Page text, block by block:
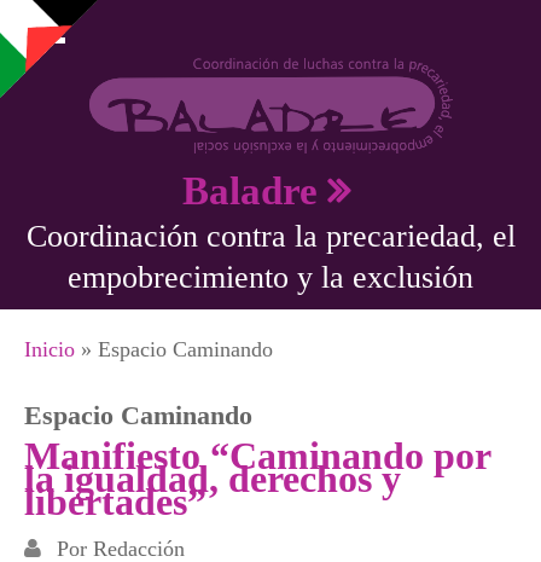
Pasar al contenido principal
Baladre
Coordinación contra la precariedad, el
empobrecimiento y la exclusión
Se encuentra usted aquí
Inicio » Espacio Caminando
Espacio Caminando
Manifiesto “Caminando por
la igualdad, derechos y
libertades”
Por Redacción